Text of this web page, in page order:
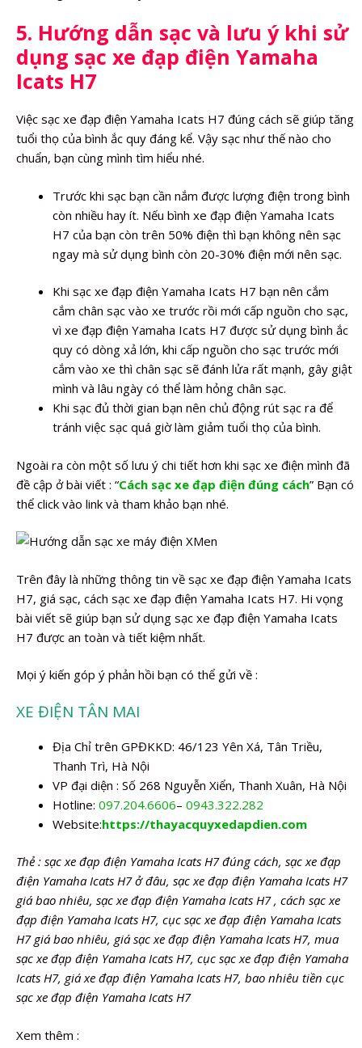
5. Hướng dẫn sạc và lưu ý khi sử
dụng sạc xe đạp điện Yamaha
Icats H7
Việc sạc xe đạp điện Yamaha Icats H7 đúng cách sẽ giúp tăng
tuổi thọ của bình ắc quy đáng kể. Vậy sạc như thế nào cho
chuẩn, bạn cùng mình tìm hiểu nhé.
Trước khi sạc bạn cần nắm được lượng điện trong bình
còn nhiều hay ít. Nếu bình xe đạp điện Yamaha Icats
H7 của bạn còn trên 50% điện thì bạn không nên sạc
ngay mà sử dụng bình còn 20-30% điện mới nên sạc.
Khi sạc xe đạp điện Yamaha Icats H7 bạn nên cắm
cắm chân sạc vào xe trước rồi mới cấp nguồn cho sạc,
vì xe đạp điện Yamaha Icats H7 được sử dụng bình ắc
quy có dòng xả lớn, khi cấp nguồn cho sạc trước mới
cắm vào xe thì chân sạc sẽ đánh lửa rất mạnh, gây giật
mình và lâu ngày có thể làm hỏng chân sạc.
Khi sạc đủ thời gian bạn nên chủ động rút sạc ra để
tránh việc sạc quá giờ làm giảm tuổi thọ của bình.
Ngoài ra còn một số lưu ý chi tiết hơn khi sạc xe điện mình đã
đề cập ở bài viết : “Cách sạc xe đạp điện đúng cách” Bạn có
thể click vào link và tham khảo bạn nhé.
Trên đây là những thông tin về sạc xe đạp điện Yamaha Icats
H7, giá sạc, cách sạc xe đạp điện Yamaha Icats H7. Hi vọng
bài viết sẽ giúp bạn sử dụng sạc xe đạp điện Yamaha Icats
H7 được an toàn và tiết kiệm nhất.
Mọi ý kiến góp ý phản hồi bạn có thể gửi về :
XE ĐIỆN TÂN MAI
Địa Chỉ trên GPĐKKD: 46/123 Yên Xá, Tân Triều,
Thanh Trì, Hà Nội
VP đại diện : Số 268 Nguyễn Xiển, Thanh Xuân, Hà Nội
Hotline: 097.204.6606– 0943.322.282
Website:https://thayacquyxedapdien.com
Thẻ : sạc xe đạp điện Yamaha Icats H7 đúng cách, sạc xe đạp
điện Yamaha Icats H7 ở đâu, sạc xe đạp điện Yamaha Icats H7
giá bao nhiêu, sạc xe đạp điện Yamaha Icats H7 , cách sạc xe
đạp điện Yamaha Icats H7, cục sạc xe đạp điện Yamaha Icats
H7 giá bao nhiêu, giá sạc xe đạp điện Yamaha Icats H7, mua
sạc xe đạp điện Yamaha Icats H7, cục sạc xe đạp điện Yamaha
Icats H7, giá xe đạp điện Yamaha Icats H7, bao nhiêu tiền cục
sạc xe đạp điện Yamaha Icats H7
Xem thêm :